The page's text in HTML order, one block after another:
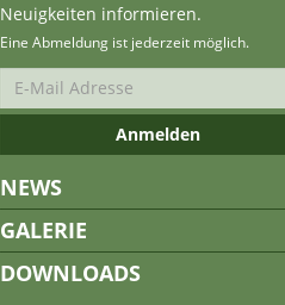
Neuigkeiten informieren.
Eine Abmeldung ist jederzeit möglich.
NEWS
GALERIE
DOWNLOADS